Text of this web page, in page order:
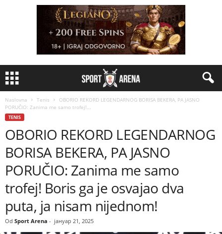
Naslovna Tenis
OBORIO REKORD LEGENDARNOG BORISA BEKERA, PA JASNO
PORUČIO: Zanima me samo trofej!...
TENIS
OBORIO REKORD LEGENDARNOG
BORISA BEKERA, PA JASNO
PORUČIO: Zanima me samo
trofej! Boris ga je osvajao dva
puta, ja nisam nijednom!
Od Sport Arena - јануар 21, 2025